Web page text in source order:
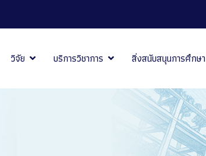
วิจัย บริการวิชาการ สิ่งสนับสนุนการศึกษา